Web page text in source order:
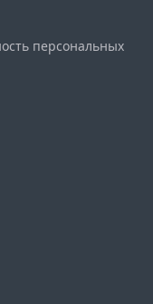
персональных